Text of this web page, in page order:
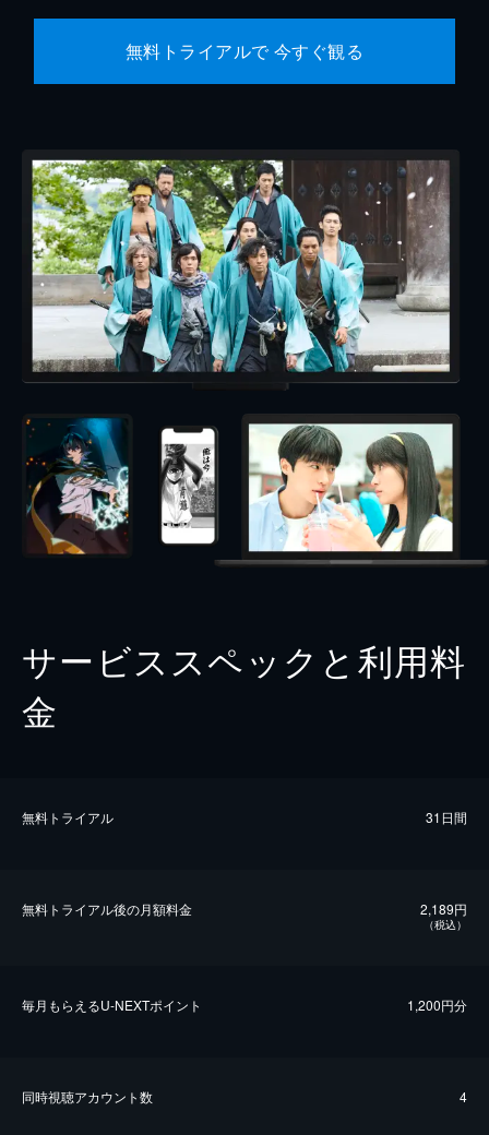
無料トライアルで 今すぐ観る
サービススペックと利用料
金
無料トライアル 31日間
無料トライアル後の⽉額料金 2,189円
（税込）
毎⽉もらえるU-NEXTポイント 1,200円分
同時視聴アカウント数 4